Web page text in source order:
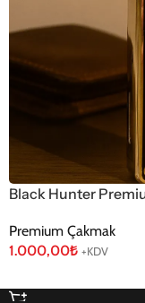
Black Hunter
Premium Çakmak
1.000,00₺ +KDV